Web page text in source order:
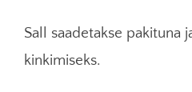
Sall saadetakse pakituna
kinkimiseks.